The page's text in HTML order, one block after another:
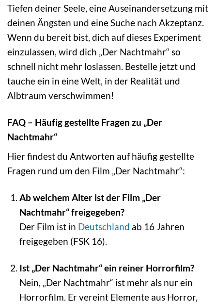
Tiefen deiner Seele, eine Auseinandersetzung mit
deinen Ängsten und eine Suche nach Akzeptanz.
Wenn du bereit bist, dich auf dieses Experiment
einzulassen, wird dich „Der Nachtmahr“ so
schnell nicht mehr loslassen. Bestelle jetzt und
tauche ein in eine Welt, in der Realität und
Albtraum verschwimmen!
FAQ – Häufig gestellte Fragen zu „Der
Nachtmahr“
Hier findest du Antworten auf häufig gestellte
Fragen rund um den Film „Der Nachtmahr“:
Ab welchem Alter ist der Film „Der
Nachtmahr“ freigegeben?
Der Film ist in Deutschland ab 16 Jahren
freigegeben (FSK 16).
Ist „Der Nachtmahr“ ein reiner Horrorfilm?
Nein, „Der Nachtmahr“ ist mehr als nur ein
Horrorfilm. Er vereint Elemente aus Horror,